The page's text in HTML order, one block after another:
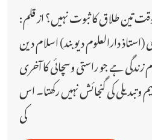
تین طلاق کا ثبوت نہیں؟ از قلم:
دارالعلوم دیوبند) اسلام دین
ہے جو راستی وسچائی کا آخری
وتبدیلی کی گنجائش نہیں رکھتا۔ اس
کی